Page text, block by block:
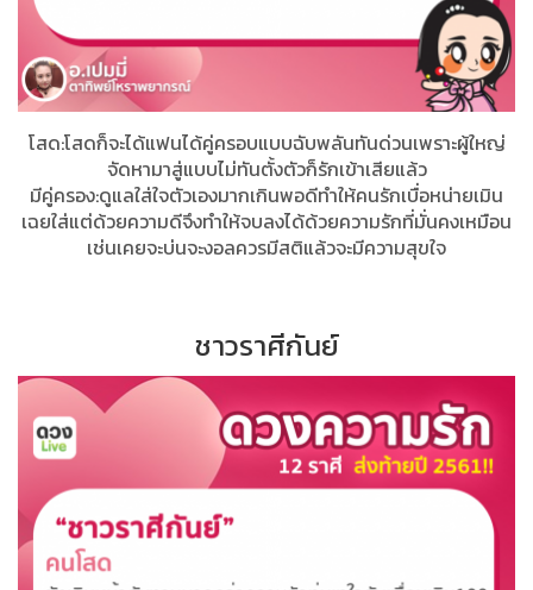
โสด:โสดก็จะได้แฟนได้คู่ครอบแบบฉับพลันทันด่วนเพราะผู้ใหญ่
จัดหามาสู่แบบไม่ทันตั้งตัวก็รักเข้าเสียแล้ว
มีคู่ครอง:ดูแลใส่ใจตัวเองมากเกินพอดีทำให้คนรักเบื่อหน่ายเมิน
เฉยใส่แต่ด้วยความดีจึงทำให้จบลงได้ด้วยความรักที่มั่นคงเหมือน
เช่นเคยจะบ่นจะงอลควรมีสติแล้วจะมีความสุขใจ
ชาวราศีกันย์